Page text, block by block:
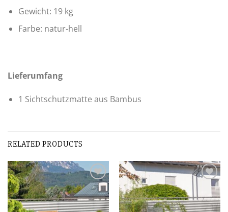
Gewicht: 19 kg
Farbe: natur-hell
Lieferumfang
1 Sichtschutzmatte aus Bambus
RELATED PRODUCTS
Zur
Wunschliste
Wunschliste